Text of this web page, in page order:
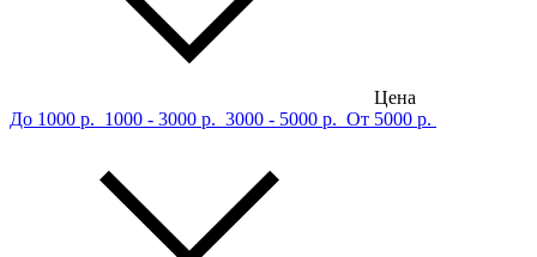
Цена
До 1000 р. 1000 - 3000 р. 3000 - 5000 р. От 5000 р.